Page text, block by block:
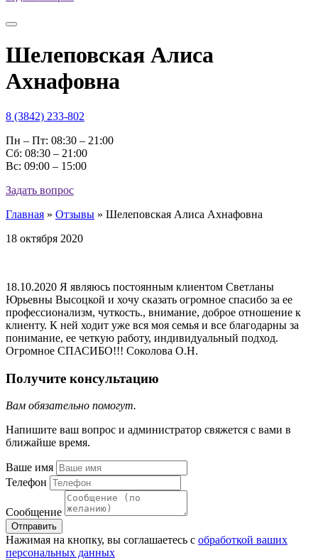
Шелеповская Алиса
Ахнафовна
8 (3842) 233-802
Пн – Пт: 08:30 – 21:00
Cб: 08:30 – 21:00
Вс: 09:00 – 15:00
Задать вопрос
Главная » Отзывы » Шелеповская Алиса Ахнафовна
18 октября 2020
18.10.2020 Я являюсь постоянным клиентом Светланы
Юрьевны Высоцкой и хочу сказать огромное спасибо за ее
профессионализм, чуткость., внимание, доброе отношение к
клиенту. К ней ходит уже вся моя семья и все благодарны за
понимание, ее четкую работу, индивидуальный подход.
Огромное СПАСИБО!!! Соколова О.Н.
Получите консультацию
Вам обязательно помогут.
Напишите ваш вопрос и администратор свяжется с вами в
ближайше время.
Ваше имя
Телефон
Сообщение
Отправить
Нажимая на кнопку, вы соглашаетесь с обработкой ваших
персональных данных